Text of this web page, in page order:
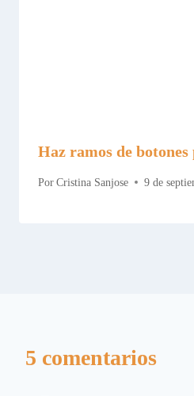
Haz ramos de
Por Cristina Sanjose 9 de
5 comentarios